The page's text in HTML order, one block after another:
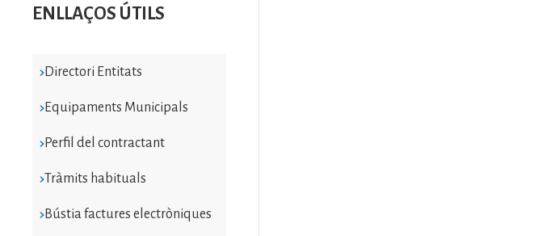
ENLLAÇOS ÚTILS
Directori Entitats
Equipaments Municipals
Perfil del contractant
Tràmits habituals
Bústia factures electròniques